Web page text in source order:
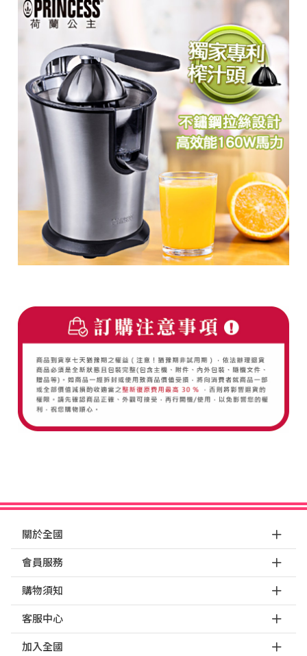
關於全國
會員服務
購物須知
客服中心
加入全國